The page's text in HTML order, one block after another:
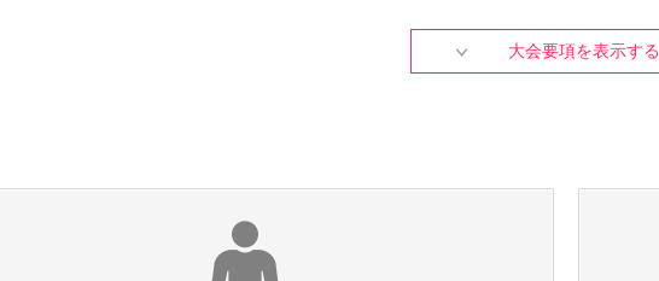
大会要項を表示する